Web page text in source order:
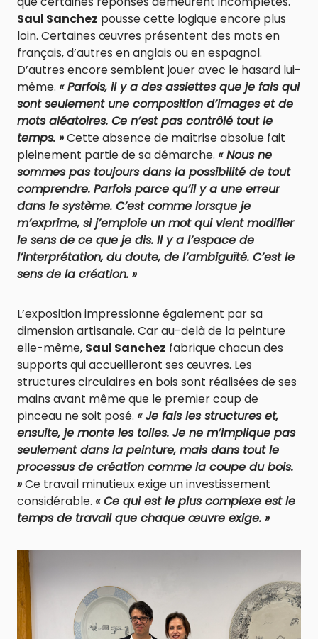
Saul Sanchez pousse cette logique encore plus
loin. Certaines œuvres présentent des mots en
français, d’autres en anglais ou en espagnol.
D’autres encore semblent jouer avec le hasard lui-
même. « Parfois, il y a des assiettes que je fais qui
sont seulement une composition d’images et de
mots aléatoires. Ce n’est pas contrôlé tout le
temps. »Cette absence de maîtrise absolue fait
pleinement partie de sa démarche. « Nous ne
sommes pas toujours dans la possibilité de tout
comprendre. Parfois parce qu’il y a une erreur
dans le système. C’est comme lorsque je
m’exprime, si j’emploie un mot qui vient modifier
le sens de ce que je dis. Il y a l’espace de
l’interprétation, du doute, de l’ambiguïté. C’est le
sens de la création. »
L’exposition impressionne également par sa
dimension artisanale. Car au-delà de la peinture
elle-même, Saul Sanchez fabrique chacun des
supports qui accueilleront ses œuvres. Les
structures circulaires en bois sont réalisées de ses
mains avant même que le premier coup de
pinceau ne soit posé. « Je fais les structures et,
ensuite, je monte les toiles. Je ne m’implique pas
seulement dans la peinture, mais dans tout le
processus de création comme la coupe du bois.
»Ce travail minutieux exige un investissement
considérable. « Ce qui est le plus complexe est le
temps de travail que chaque œuvre exige. »